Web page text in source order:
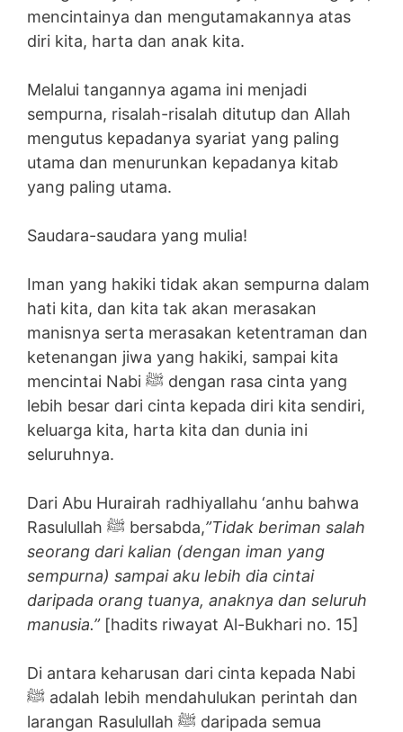
mencintainya dan mengutamakannya atas
diri kita, harta dan anak kita.
Melalui tangannya agama ini menjadi
sempurna, risalah-risalah ditutup dan Allah
mengutus kepadanya syariat yang paling
utama dan menurunkan kepadanya kitab
yang paling utama.
Saudara-saudara yang mulia!
Iman yang hakiki tidak akan sempurna dalam
hati kita, dan kita tak akan merasakan
manisnya serta merasakan ketentraman dan
ketenangan jiwa yang hakiki, sampai kita
mencintai Nabi ﷺ dengan rasa cinta yang
lebih besar dari cinta kepada diri kita sendiri,
keluarga kita, harta kita dan dunia ini
seluruhnya.
Dari Abu Hurairah radhiyallahu ‘anhu bahwa
Rasulullah ﷺ bersabda,”Tidak beriman salah
seorang dari kalian (dengan iman yang
sempurna) sampai aku lebih dia cintai
daripada orang tuanya, anaknya dan seluruh
manusia.”[hadits riwayat Al-Bukhari no. 15]
Di antara keharusan dari cinta kepada Nabi
ﷺ adalah lebih mendahulukan perintah dan
larangan Rasulullah ﷺ daripada semua